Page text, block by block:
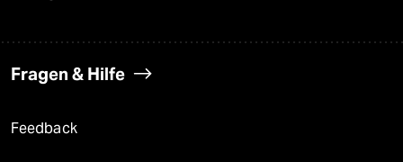
Fragen & Hilfe
Feedback